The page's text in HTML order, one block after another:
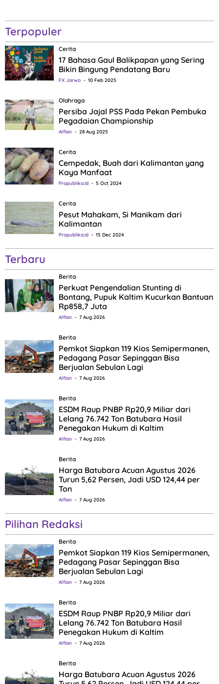
Terpopuler
Cerita
17 Bahasa Gaul Balikpapan yang Sering
Bikin Bingung Pendatang Baru
FX Jarwo 10 Feb 2025
Olahraga
Persiba Jajal PSS Pada Pekan Pembuka
Pegadaian Championship
Alfian 28 Aug 2025
Cerita
Cempedak, Buah dari Kalimantan yang
Kaya Manfaat
Propublika.id 5 Oct 2024
Cerita
Pesut Mahakam, Si Manikam dari
Kalimantan
Propublika.id 15 Dec 2024
Terbaru
Berita
Perkuat Pengendalian Stunting di
Bontang, Pupuk Kaltim Kucurkan Bantuan
Rp858,7 Juta
Alfian 7 Aug 2026
Berita
Pemkot Siapkan 119 Kios Semipermanen,
Pedagang Pasar Sepinggan Bisa
Berjualan Sebulan Lagi
Alfian 7 Aug 2026
Berita
ESDM Raup PNBP Rp20,9 Miliar dari
Lelang 76.742 Ton Batubara Hasil
Penegakan Hukum di Kaltim
Alfian 7 Aug 2026
Berita
Harga Batubara Acuan Agustus 2026
Turun 5,62 Persen, Jadi USD 124,44 per
Ton
Alfian 7 Aug 2026
Pilihan Redaksi
Berita
Pemkot Siapkan 119 Kios Semipermanen,
Pedagang Pasar Sepinggan Bisa
Berjualan Sebulan Lagi
Alfian 7 Aug 2026
Berita
ESDM Raup PNBP Rp20,9 Miliar dari
Lelang 76.742 Ton Batubara Hasil
Penegakan Hukum di Kaltim
Alfian 7 Aug 2026
Berita
Harga Batubara Acuan Agustus 2026